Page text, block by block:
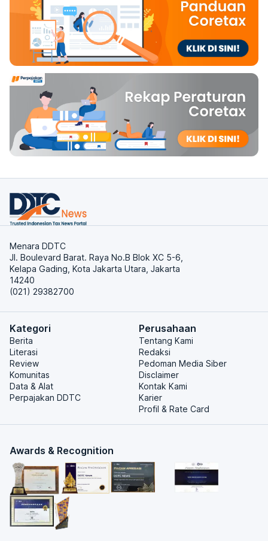
Menara DDTC
Jl. Boulevard Barat. Raya No.B Blok XC 5-6,
Kelapa Gading, Kota Jakarta Utara, Jakarta
14240
(021) 29382700
Kategori
Berita
Literasi
Review
Komunitas
Data & Alat
Perpajakan DDTC
Perusahaan
Tentang Kami
Redaksi
Pedoman Media Siber
Disclaimer
Kontak Kami
Karier
Profil & Rate Card
Awards & Recognition